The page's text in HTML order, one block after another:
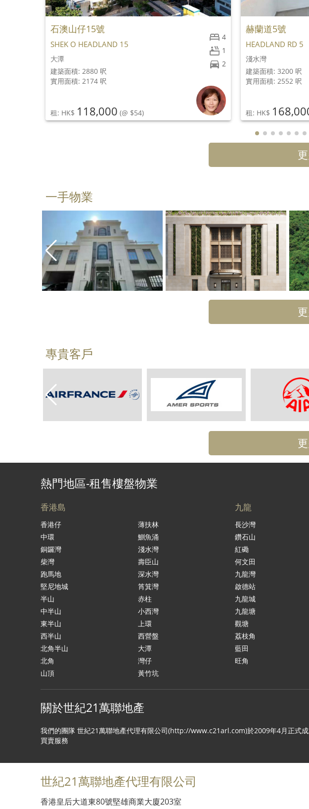
4
1
2
石澳山仔15號
SHEK O HEADLAND 15
大潭
建築面積: 2880 呎
實用面積: 2174 呎
租: HK$ 118,000 (@ $54)
赫蘭道5號
HEADLAND RD 5
淺水灣
建築面積: 3200 呎
實用面積: 2552 呎
租: HK$
一手物業
專貴客戶
熱門地區-租售樓盤物業
香港島
香港仔
中環
銅鑼灣
柴灣
跑馬地
堅尼地城
半山
中半山
東半山
西半山
北角半山
北角
山頂
薄扶林
鰂魚涌
淺水灣
壽臣山
深水灣
筲箕灣
赤柱
小西灣
上環
西營盤
大潭
灣仔
黃竹坑
九龍
長沙灣
鑽石山
紅磡
何文田
九龍灣
啟德站
九龍城
九龍塘
觀塘
荔枝角
藍田
旺角
關於世紀21萬聯地產
我們的團隊 世紀21萬聯地產代理有限公司(http://www.c21arl.com)於2009年4月正式
買賣服務
世紀21萬聯地產代理有限公司
香港皇后大道東80號堅雄商業大廈203室